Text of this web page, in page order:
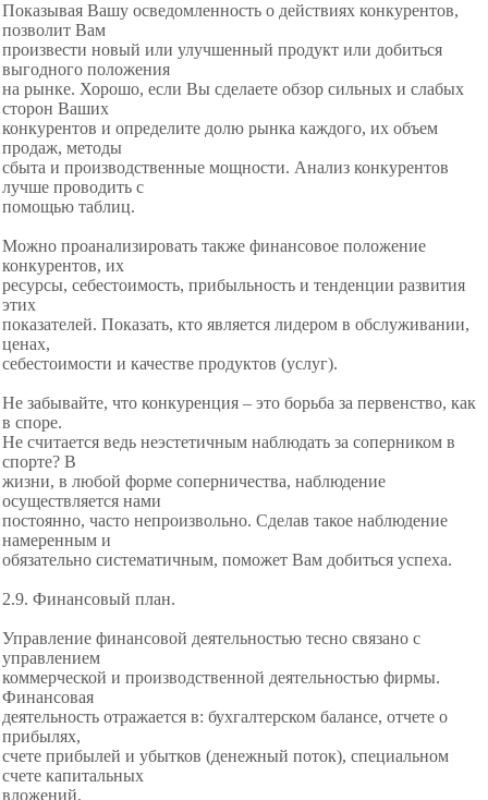
Показывая Вашу осведомленность о действиях конкурентов,
позволит Вам
произвести новый или улучшенный продукт или добиться
выгодного положения
на рынке. Хорошо, если Вы сделаете обзор сильных и слабых
сторон Ваших
конкурентов и определите долю рынка каждого, их объем
продаж, методы
сбыта и производственные мощности. Анализ конкурентов
лучше проводить с
помощью таблиц.
Можно проанализировать также финансовое положение
конкурентов, их
ресурсы, себестоимость, прибыльность и тенденции развития
этих
показателей. Показать, кто является лидером в обслуживании,
ценах,
себестоимости и качестве продуктов (услуг).
Не забывайте, что конкуренция – это борьба за первенство, как
в споре.
Не считается ведь неэстетичным наблюдать за соперником в
спорте? В
жизни, в любой форме соперничества, наблюдение
осуществляется нами
постоянно, часто непроизвольно. Сделав такое наблюдение
намеренным и
обязательно систематичным, поможет Вам добиться успеха.
2.9. Финансовый план.
Управление финансовой деятельностью тесно связано с
управлением
коммерческой и производственной деятельностью фирмы.
Финансовая
деятельность отражается в: бухгалтерском балансе, отчете о
прибылях,
счете прибылей и убытков (денежный поток), специальном
счете капитальных
вложений.